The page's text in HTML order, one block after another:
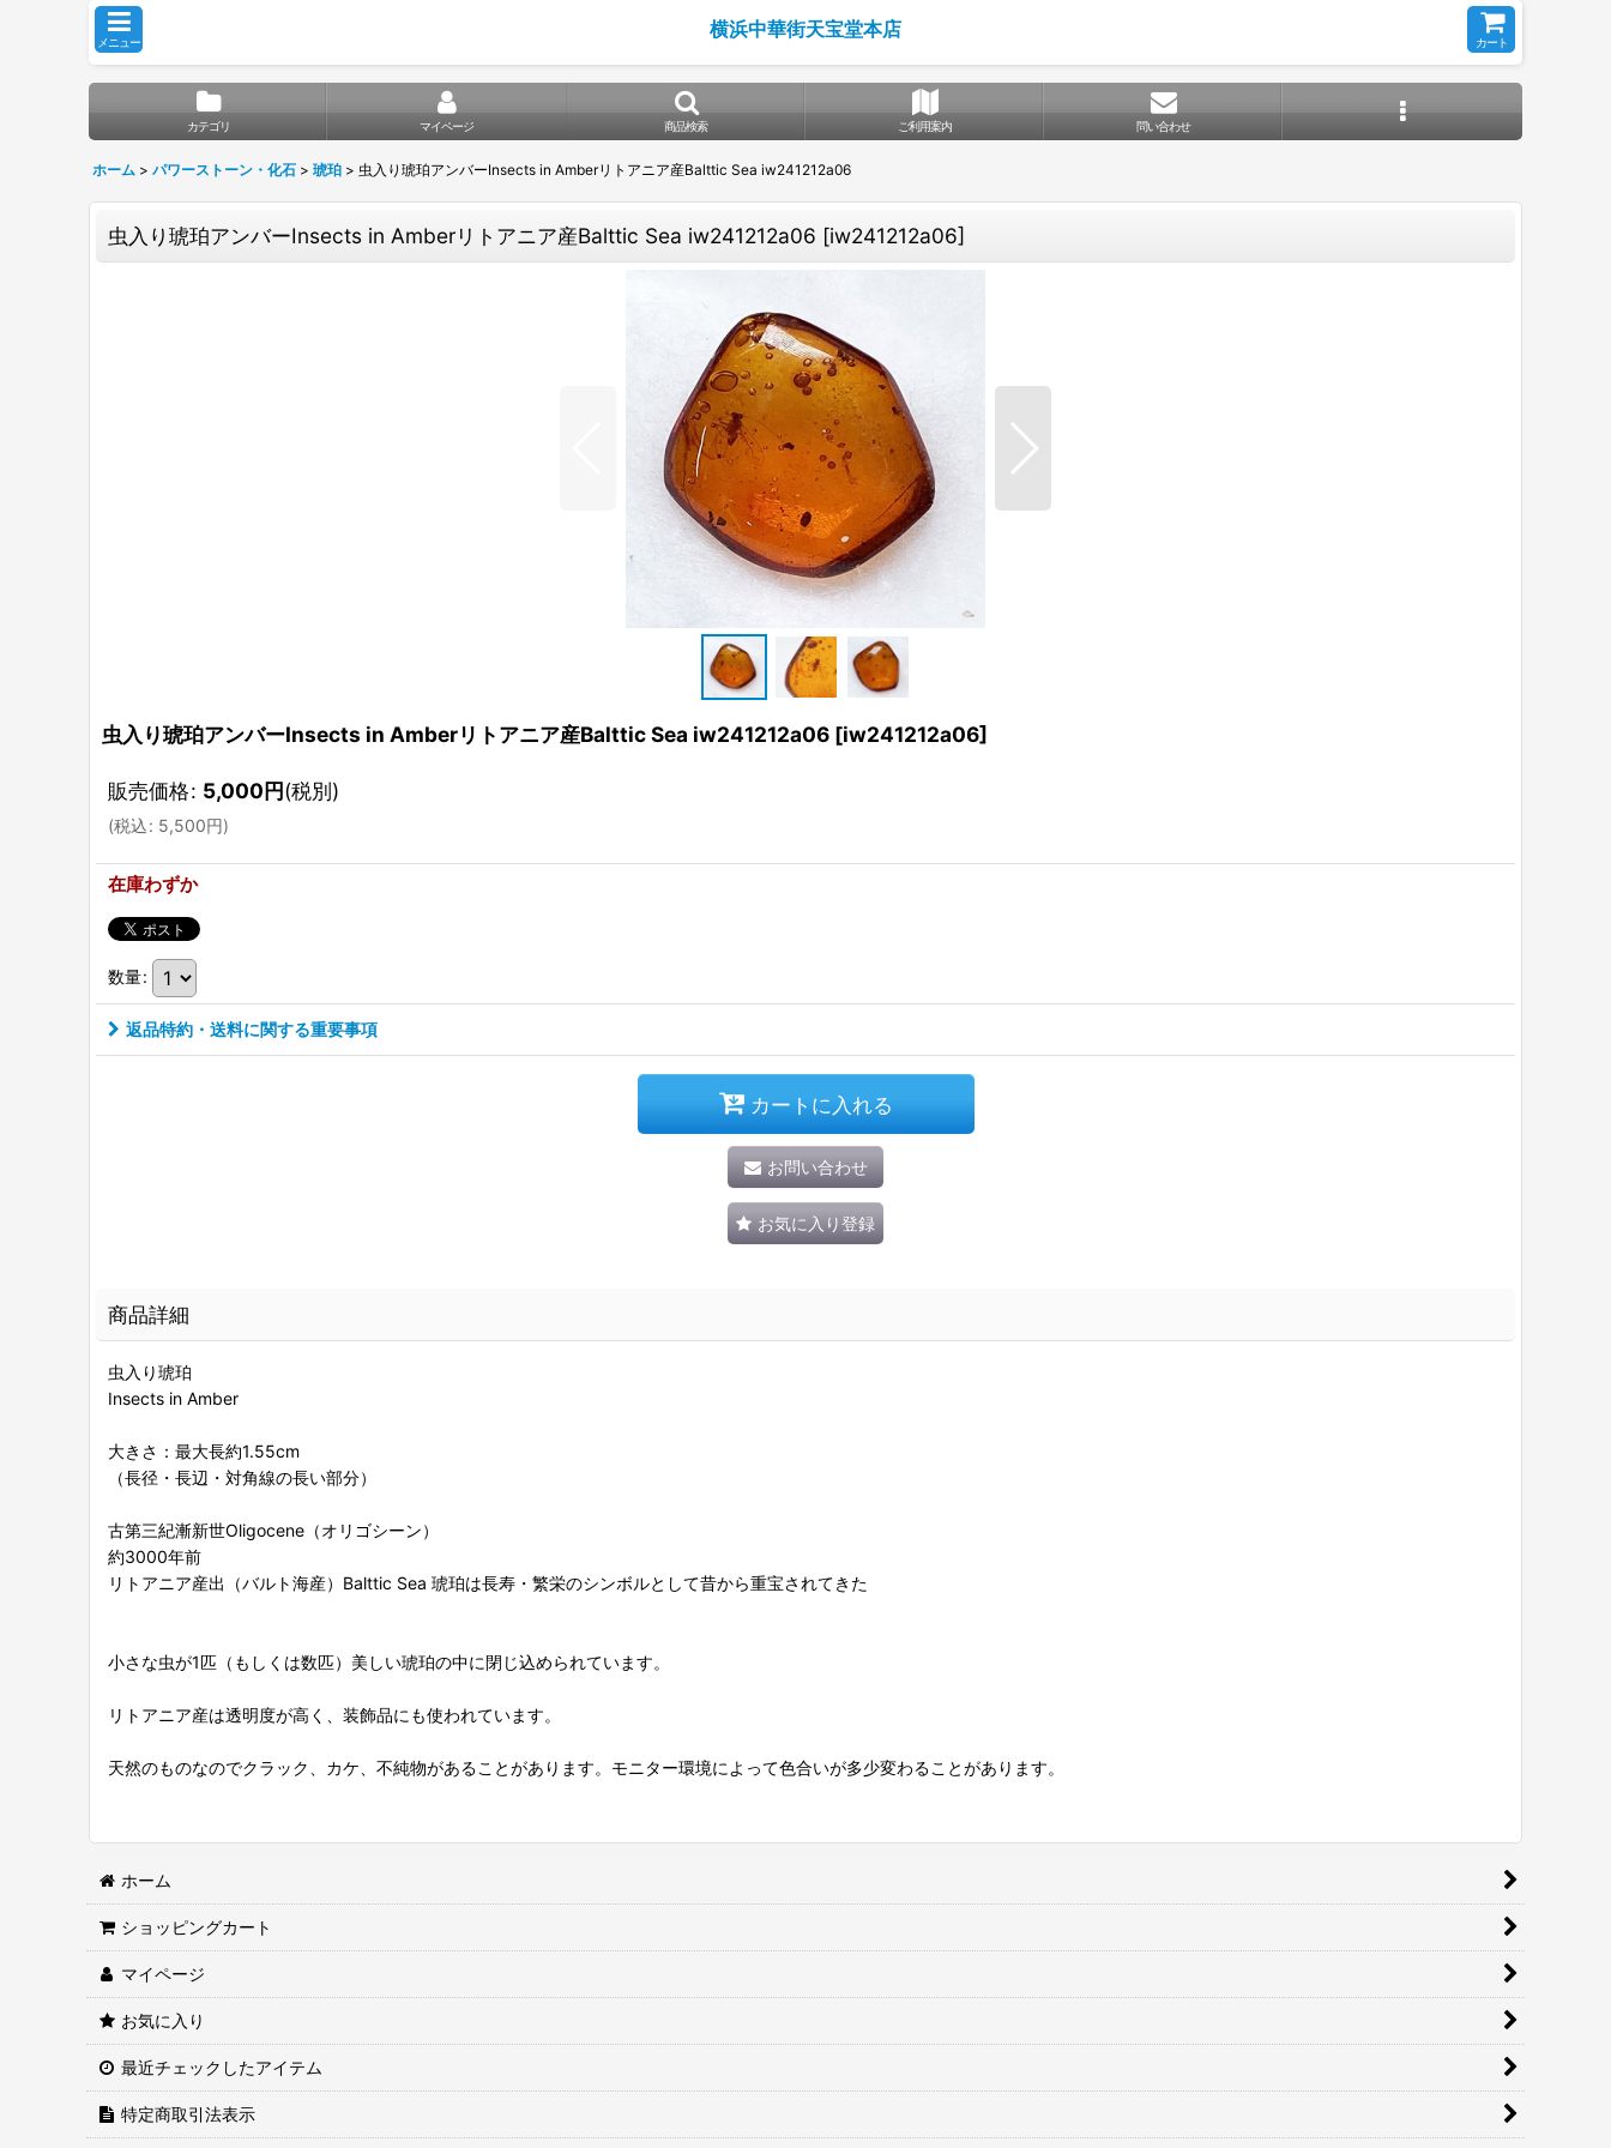
メニュー
横浜中華街天宝堂本店
カート
カテゴリ マイページ 商品検索 ご利用案内 問い合わせ
ホーム > パワーストーン・化石 > 琥珀 > 虫入り琥珀アンバーInsects in Amberリトアニア産Balttic Sea iw241212a06
虫入り琥珀アンバーInsects in Amberリトアニア産Balttic Sea iw241212a06 [iw241212a06]
虫入り琥珀アンバーInsects in Amberリトアニア産Balttic Sea iw241212a06 [iw241212a06]
販売価格: 5,000円(税別)
(税込: 5,500円)
在庫わずか
数量:
返品特約・送料に関する重要事項
カートに入れる
お問い合わせ
お気に入り登録
商品詳細
虫入り琥珀
Insects in Amber
大きさ：最大長約1.55cm
（長径・長辺・対角線の長い部分）
古第三紀漸新世Oligocene（オリゴシーン）
約3000年前
リトアニア産出（バルト海産）Balttic Sea 琥珀は長寿・繁栄のシンボルとして昔から重宝されてきた
小さな虫が1匹（もしくは数匹）美しい琥珀の中に閉じ込められています。
リトアニア産は透明度が高く、装飾品にも使われています。
天然のものなのでクラック、カケ、不純物があることがあります。モニター環境によって色合いが多少変わることがあります。
ホーム
ショッピングカート
マイページ
お気に入り
最近チェックしたアイテム
特定商取引法表示